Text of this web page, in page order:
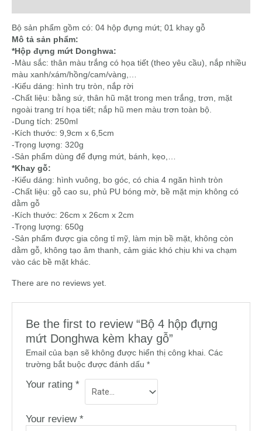
Bộ sản phẩm gồm có: 04 hộp đựng mứt; 01 khay gỗ
Mô tả sản phẩm:
*Hộp đựng mứt Donghwa:
-Màu sắc: thân màu trắng có họa tiết (theo yêu cầu), nắp nhiều
màu xanh/xám/hồng/cam/vàng,…
-Kiểu dáng: hình trụ tròn, nắp rời
-Chất liệu: bằng sứ, thân hũ mặt trong men trắng, trơn, mặt
ngoài trang trí họa tiết; nắp hũ men màu trơn toàn bộ.
-Dung tích: 250ml
-Kích thước: 9,9cm x 6,5cm
-Trọng lượng: 320g
-Sản phẩm dùng để đựng mứt, bánh, kẹo,…
*Khay gỗ:
-Kiểu dáng: hình vuông, bo góc, có chia 4 ngăn hình tròn
-Chất liệu: gỗ cao su, phủ PU bóng mờ, bề mặt mịn không có
dằm gỗ
-Kích thước: 26cm x 26cm x 2cm
-Trọng lượng: 650g
-Sản phẩm được gia công tỉ mỹ, làm mịn bề mặt, không còn
dằm gỗ, không tạo âm thanh, cảm giác khó chịu khi va chạm
vào các bề mặt khác.
There are no reviews yet.
Be the first to review “Bộ 4 hộp đựng
mứt Donghwa kèm khay gỗ”
Email của bạn sẽ không được hiển thị công khai. Các
trường bắt buộc được đánh dấu*
Your rating*
Your review*